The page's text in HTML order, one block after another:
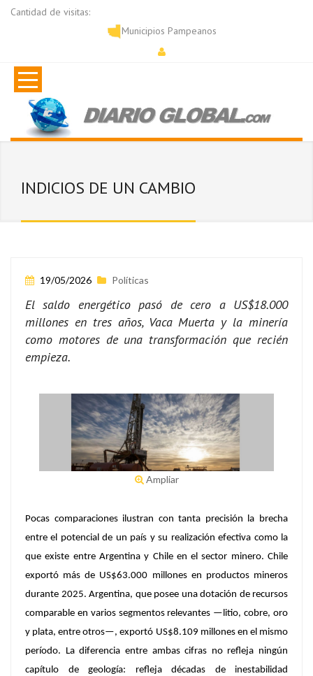
Cantidad de visitas:
Municipios Pampeanos
INDICIOS DE UN CAMBIO
19/05/2026 Políticas
El saldo energético pasó de cero a US$18.000
millones en tres años, Vaca Muerta y la minería
como motores de una transformación que recién
empieza.
Ampliar
Pocas comparaciones ilustran con tanta precisión la brecha
entre el potencial de un país y su realización efectiva como la
que existe entre Argentina y Chile en el sector minero. Chile
exportó más de US$63.000 millones en productos mineros
durante 2025. Argentina, que posee una dotación de recursos
comparable en varios segmentos relevantes —litio, cobre, oro
y plata, entre otros—, exportó US$8.109 millones en el mismo
período. La diferencia entre ambas cifras no refleja ningún
capítulo de geología: refleja décadas de inestabilidad